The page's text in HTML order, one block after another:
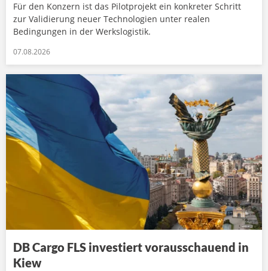
Für den Konzern ist das Pilotprojekt ein konkreter Schritt
zur Validierung neuer Technologien unter realen
Bedingungen in der Werkslogistik.
07.08.2026
DB Cargo FLS investiert vorausschauend in
Kiew